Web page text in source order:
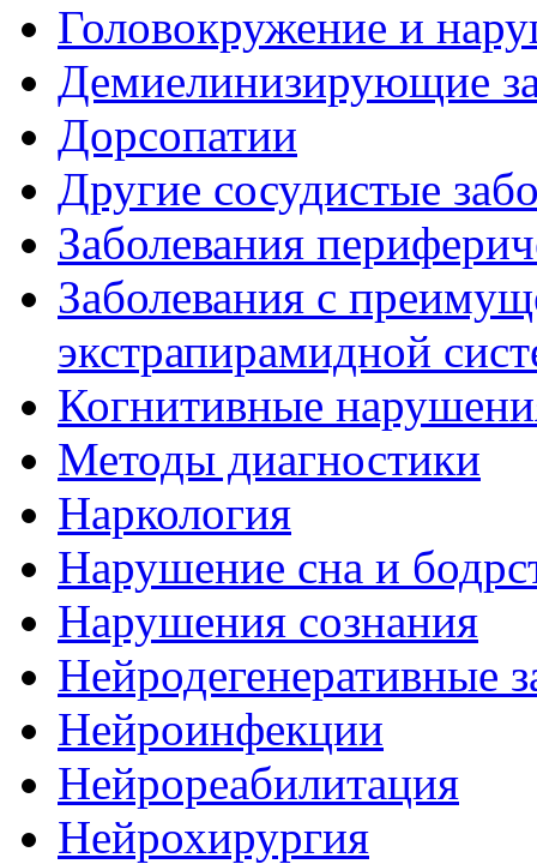
Головокружение и
Демиелинизирующие
Дорсопатии
Другие сосудистые
Заболевания
Заболевания с
экстрапирамидной
Когнитивные
Методы диагностики
Наркология
Нарушение сна и
Нарушения сознания
Нейродегенеративные
Нейроинфекции
Нейрореабилитация
Нейрохирургия